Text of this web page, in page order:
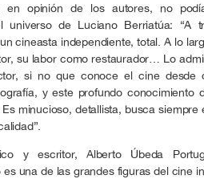
en opinión de los autores, no
universo de Luciano Berriatúa: “A
cineasta independiente, total. A lo
su labor como restaurador… Lo
si no que conoce el cine desde
y este profundo
minucioso, detallista, busca siempre
y escritor, Alberto Úbeda
una de las grandes figuras del cine